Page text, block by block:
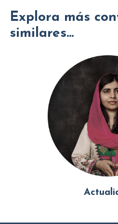
Explora más
similares...